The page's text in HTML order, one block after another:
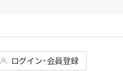
ログイン･会員登録